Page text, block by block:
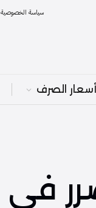
سياسة الخصوصية
أسعار الصرف
في